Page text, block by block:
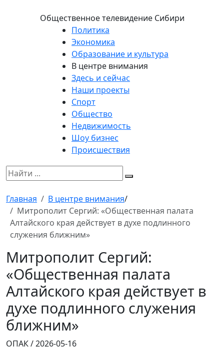
Общественное телевидение Сибири
Политика
Экономика
Образование и культура
В центре внимания
Здесь и сейчас
Наши проекты
Спорт
Общество
Недвижимость
Шоу бизнес
Происшествия
Главная В центре внимания/
Митрополит Сергий: «Общественная палата
Алтайского края действует в духе подлинного
служения ближним»
Митрополит Сергий:
«Общественная палата
Алтайского края действует в
духе подлинного служения
ближним»
ОПАК /2026-05-16